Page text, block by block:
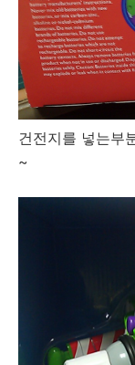
건전지를 넣는부
~